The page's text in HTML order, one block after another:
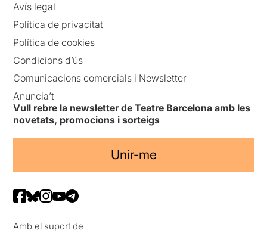
Avís legal
Política de privacitat
Política de cookies
Condicions d’ús
Comunicacions comercials i Newsletter
Anuncia’t
Vull rebre la newsletter de Teatre Barcelona amb les
novetats, promocions i sorteigs
Unir-me
Amb el suport de